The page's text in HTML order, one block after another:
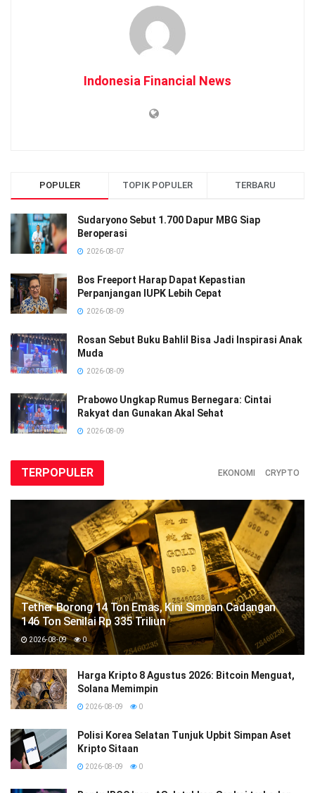
Indonesia Financial News
POPULER TOPIK POPULER TERBARU
Sudaryono Sebut 1.700 Dapur MBG Siap
Beroperasi
2026-08-07
Bos Freeport Harap Dapat Kepastian
Perpanjangan IUPK Lebih Cepat
2026-08-09
Rosan Sebut Buku Bahlil Bisa Jadi Inspirasi Anak
Muda
2026-08-09
Prabowo Ungkap Rumus Bernegara: Cintai
Rakyat dan Gunakan Akal Sehat
2026-08-09
TERPOPULER EKONOMI CRYPTO
Tether Borong 14 Ton Emas, Kini Simpan Cadangan
146 Ton Senilai Rp 335 Triliun
2026-08-09 0
Harga Kripto 8 Agustus 2026: Bitcoin Menguat,
Solana Memimpin
2026-08-09 0
Polisi Korea Selatan Tunjuk Upbit Simpan Aset
Kripto Sitaan
2026-08-09 0